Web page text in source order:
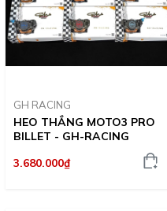
GH RACING
HEO THẮNG MOTO3 PRO
BILLET - GH-RACING
3.680.000₫